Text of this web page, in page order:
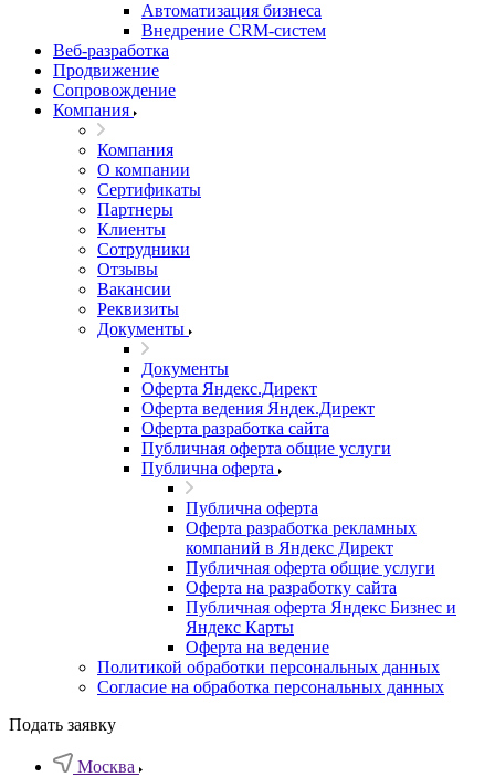
Автоматизация бизнеса
Внедрение CRM-систем
Веб-разработка
Продвижение
Сопровождение
Компания
Компания
О компании
Сертификаты
Партнеры
Клиенты
Сотрудники
Отзывы
Вакансии
Реквизиты
Документы
Документы
Оферта Яндекс.Директ
Оферта ведения Яндек.Директ
Оферта разработка сайта
Публичная оферта общие услуги
Публична оферта
Публична оферта
Оферта разработка рекламных
компаний в Яндекс Директ
Публичная оферта общие услуги
Оферта на разработку сайта
Публичная оферта Яндекс Бизнес и
Яндекс Карты
Оферта на ведение
Политикой обработки персональных данных
Согласие на обработка персональных данных
Подать заявку
Москва